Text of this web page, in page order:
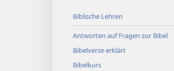
Biblische Lehren
Antworten auf Fragen zur Bibel
Bibelverse erklärt
Bibelkurs